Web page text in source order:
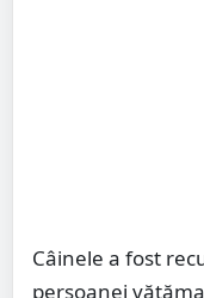
Câinele a fost
persoanei